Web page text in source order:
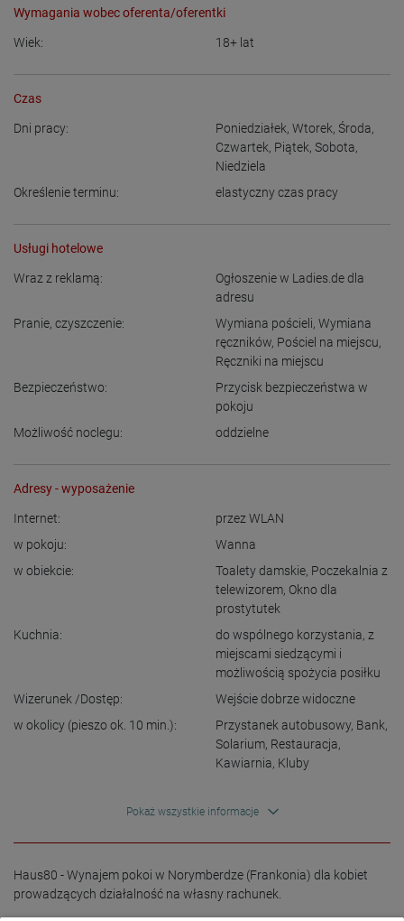
Wymagania wobec oferenta/oferentki
Wiek: 18+ lat
Czas
Dni pracy: Poniedziałek, Wtorek, Środa,
Czwartek, Piątek, Sobota,
Niedziela
Określenie terminu:
elastyczny czas pracy
Usługi hotelowe
Wraz z reklamą:
Ogłoszenie w Ladies.de dla
adresu
Pranie, czyszczenie:
Wymiana pościeli, Wymiana
ręczników, Pościel na miejscu,
Ręczniki na miejscu
Bezpieczeństwo:
Przycisk bezpieczeństwa w
pokoju
Możliwość noclegu:
oddzielne
Adresy - wyposażenie
Internet:
przez WLAN
w pokoju:
Wanna
w obiekcie:
Toalety damskie, Poczekalnia z
telewizorem, Okno dla
prostytutek
Kuchnia:
do wspólnego korzystania, z
miejscami siedzącymi i
możliwością spożycia posiłku
Wizerunek /Dostęp:
Wejście dobrze widoczne
w okolicy (pieszo ok. 10 min.):
Przystanek autobusowy, Bank,
Solarium, Restauracja,
Kawiarnia, Kluby
Pokaż wszystkie informacje
Haus80 - Wynajem pokoi w Norymberdze (Frankonia) dla kobiet
prowadzących działalność na własny rachunek.